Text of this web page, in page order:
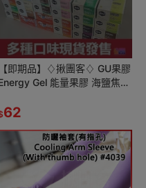
【即期品】♢揪團客♢ GU果膠
Gel 能量果膠 海鹽焦糖
巧克力
62